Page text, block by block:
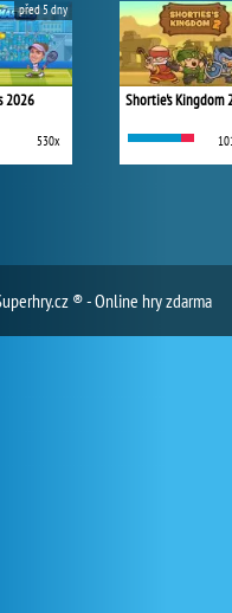
2026
530x
před 5 dny
Shortie's Kingdom
® - Online hry zdarma